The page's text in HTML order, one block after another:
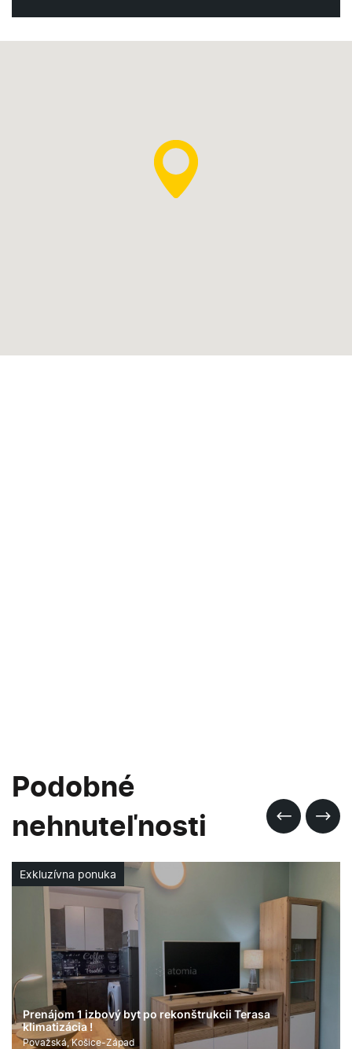
Podobné
nehnuteľnosti
DUETT Business Residence - na prenájom luxusný
apartmán
Námestie osloboditeľov, Košice-Staré Mesto